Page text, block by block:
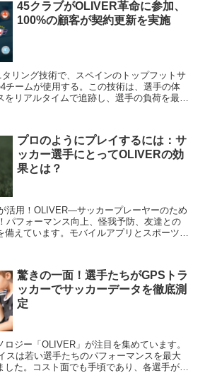
のように、ビッグデータを活用して利益を最
しょう。
45クラブがOLIVER革命に参加、
100%の顧客が契約更新を実施
リング技術で、スペインのトップフットサ
チームが使用する。この技術は、選手の体
をリアルタイムで追跡し、選手の負荷を最適
供することにも役立つ。多くの選手やチーム
ーツ界で必要不可欠な技術となっている。
プロのようにプレイするには：サ
ッカー選手にとってOLIVERの効
果とは？
活用！OLIVER―サッカープレーヤーのため
パフォーマンス向上、怪我予防、友達との
えています。モバイルアプリとスポーツ科
驚きの一面！選手たちがGPSトラ
ッカーでサッカーデータを徹底測
定
ジー「OLIVER」が注目を集めています。
スは若い選手たちのパフォーマンスを最大
した。コスト面でも手頃であり、各選手が自